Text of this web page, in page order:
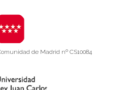
de Madrid nº CS10084